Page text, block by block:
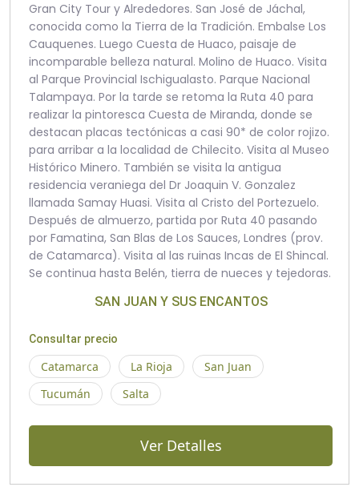
Gran City Tour y Alrededores. San José de Jáchal,
conocida como la Tierra de la Tradición. Embalse Los
Cauquenes. Luego Cuesta de Huaco, paisaje de
incomparable belleza natural. Molino de Huaco. Visita
al Parque Provincial Ischigualasto. Parque Nacional
Talampaya. Por la tarde se retoma la Ruta 40 para
realizar la pintoresca Cuesta de Miranda, donde se
destacan placas tectónicas a casi 90* de color rojizo.
para arribar a la localidad de Chilecito. Visita al Museo
Histórico Minero. También se visita la antigua
residencia veraniega del Dr Joaquin V. Gonzalez
llamada Samay Huasi. Visita al Cristo del Portezuelo.
Después de almuerzo, partida por Ruta 40 pasando
por Famatina, San Blas de Los Sauces, Londres (prov.
de Catamarca). Visita al las ruinas Incas de El Shincal.
Se continua hasta Belén, tierra de nueces y tejedoras.
SAN JUAN Y SUS ENCANTOS
Consultar precio
Catamarca La Rioja
San Juan
Tucumán
Salta
Ver Detalles